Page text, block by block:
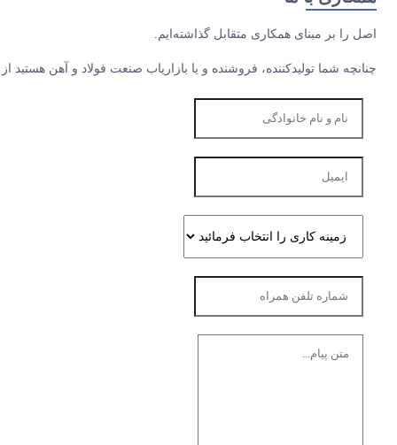
اصل را بر مبنای همکاری متقابل گذاشته‌ایم.
چنانچه شما تولیدکننده، فروشنده و یا بازاریاب صنعت فولاد و آهن هستید